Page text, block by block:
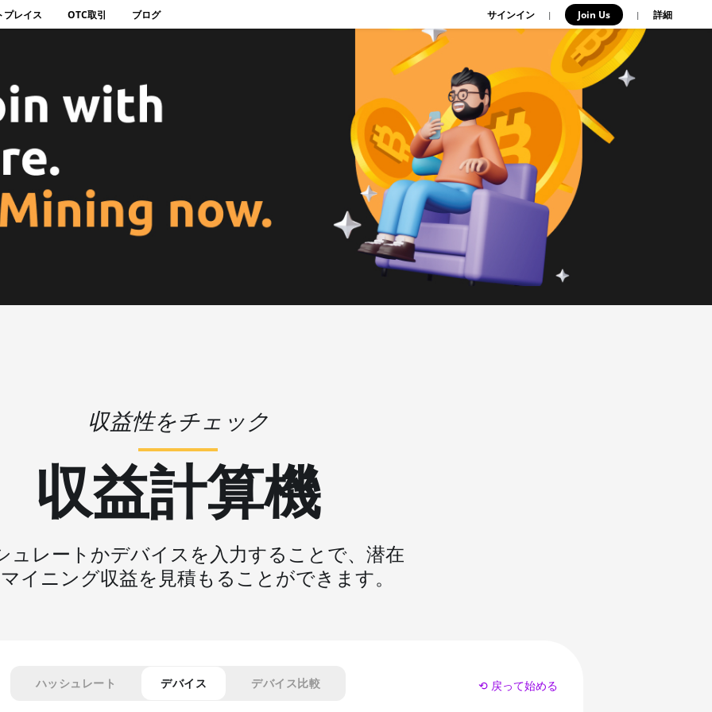
プレイス OTC取引 ブログ サインイン | Join Us | 詳細
収益性をチェック
収益計算機
ュレートかデバイスを入力することで、潜在
イニング収益を見積もることができます。
ハッシュレート デバイス デバイス比較 ⟲ 戻って始める